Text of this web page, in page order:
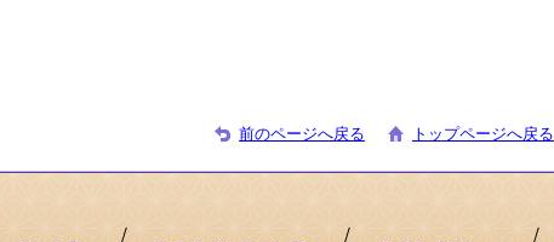
前のページへ戻る トップページへ戻る